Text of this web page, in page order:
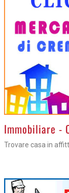
>Immobiliare -
Trovare casa in